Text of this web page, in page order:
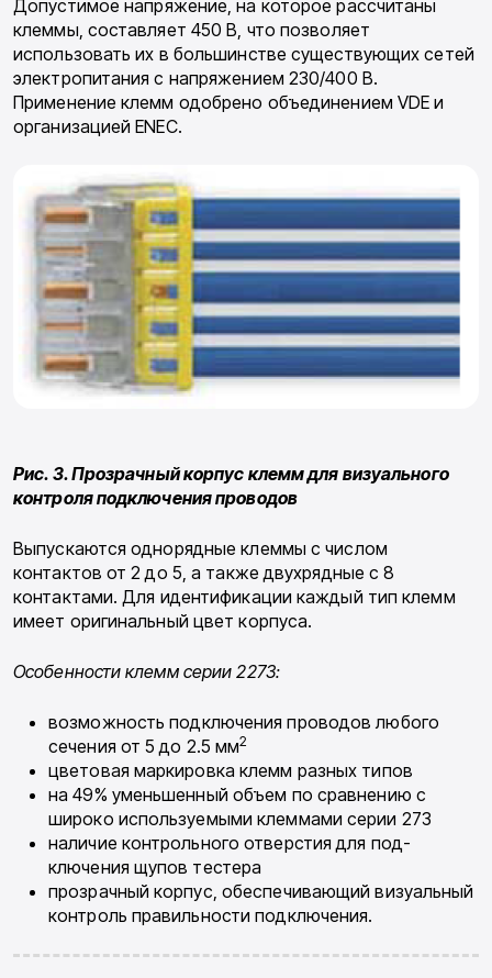
Допустимое напряжение, на кото­рое рассчитаны
клеммы, составляет 450 В, что позволяет
использовать их в большинстве су­ществующих сетей
электропитания с напря­жением 230/400 В.
Применение клемм одобре­но объединением VDE и
организацией ENEC.
Рис. 3. Прозрачный корпус клемм для визуального
контроля подключения проводов
Выпускаются однорядные клеммы с числом
контактов от 2 до 5, а также двухрядные с 8
контактами. Для идентификации каждый тип клемм
имеет оригинальный цвет корпуса.
Особенности клемм серии2273:
возможность подключения проводов любо­го
сечения от 5 до 2.5 мм2
цветовая маркировка клемм разных типов
на 49% уменьшенный объем по сравнению с
широко используемыми клеммами серии 273
наличие контрольного отверстия для под­
ключения щупов тестера
прозрачный корпус, обеспечивающий ви­зуальный
контроль правильности под­ключения.